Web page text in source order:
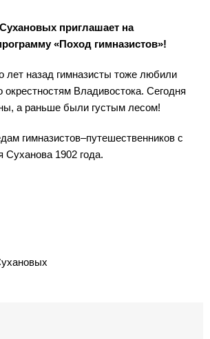
приглашает на
«Поход гимназистов»!
лет назад гимназисты тоже любили
окрестностям Владивостока. Сегодня
а раньше были густым лесом!
гимназистов–путешественников с
Суханова 1902 года.